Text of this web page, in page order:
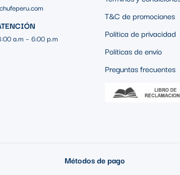
a.m – 6:00 p.m
T&C de promociones
Política de privacidad
Políticas de envío
Preguntas frecuentes
Métodos de pago